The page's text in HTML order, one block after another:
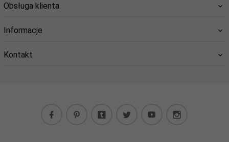
Obsługa klienta
Informacje
Kontakt